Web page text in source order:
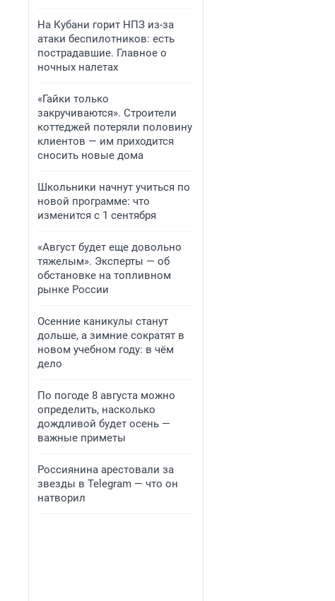
На Кубани горит НПЗ из-за
атаки беспилотников: есть
пострадавшие. Главное о
ночных налетах
«Гайки только
закручиваются». Строители
коттеджей потеряли половину
клиентов — им приходится
сносить новые дома
Школьники начнут учиться по
новой программе: что
изменится с 1 сентября
«Август будет еще довольно
тяжелым». Эксперты — об
обстановке на топливном
рынке России
Осенние каникулы станут
дольше, а зимние сократят в
новом учебном году: в чём
дело
По погоде 8 августа можно
определить, насколько
дождливой будет осень —
важные приметы
Россиянина арестовали за
звезды в Telegram — что он
натворил